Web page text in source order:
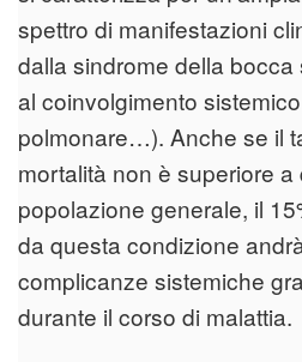
spettro di manifestazioni
dalla sindrome della
al coinvolgimento
polmonare…). Anche se il
mortalità non è superiore a
popolazione generale, il
da questa condizione
complicanze sistemiche
durante il corso di malattia.